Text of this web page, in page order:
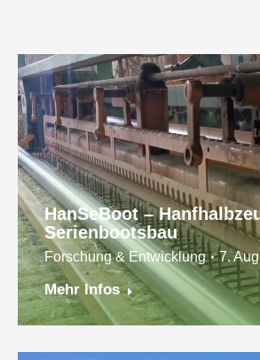
HanSeBoot –
Serienbootsbau
Forschung & Entwicklung 7.
Mehr Infos